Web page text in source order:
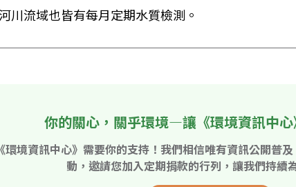
川流域也皆有每月定期水質檢測。
你的關心，關乎環境—讓《環境資訊中
《環境資訊中心》需要你的支持！我們相信唯有資訊公開普
動，邀請您加入定期捐款的行列，讓我們持續